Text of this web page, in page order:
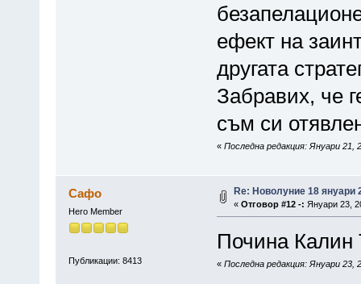
ефект на
другата
Забравих, че
съм си
« Последна редакция: Януари 21,
Сафо
Hero Member
Публикации: 8413
Re: Новолуние 18 януари
« Отговор #12 -: Януари 23,
Почина Калин
« Последна редакция: Януари 23,